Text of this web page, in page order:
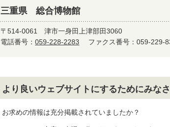
三重県 総合博物館
〒514-0061 津市一身田上津部田3060
電話番号： 059-228-2283 ファクス番号：059-229-
より良いウェブサイトにするためにみな
お求めの情報は充分掲載されていましたか？